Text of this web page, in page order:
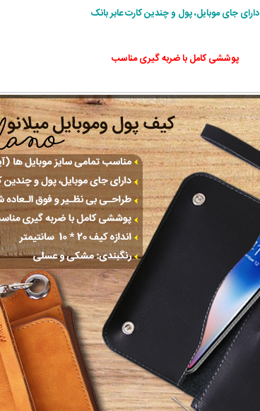
دارای جای موبایل، پول و چندین کارت عابر بانک
پوششی کامل با ضربه گیری مناسب